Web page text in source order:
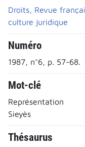
Droits, Revue
culture juridique
Numéro
1987, n°6, p. 57-68.
Mot-clé
Représentation
Sieyès
Thésaurus